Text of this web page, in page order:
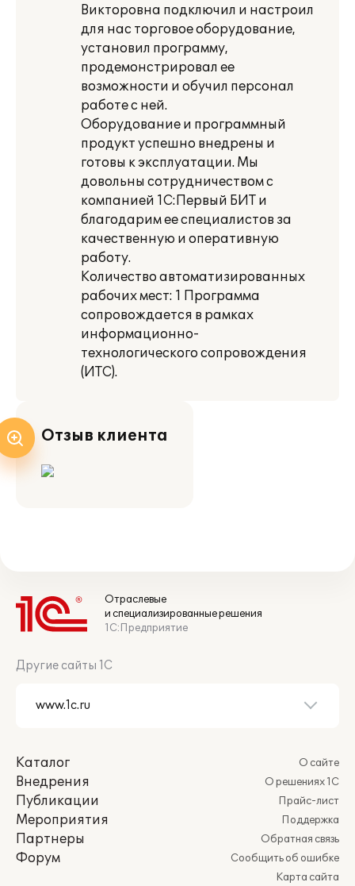
Викторовна подключил и настроил
для нас торговое оборудование,
установил программу,
продемонстрировал ее
возможности и обучил персонал
работе с ней.
Оборудование и программный
продукт успешно внедрены и
готовы к эксплуатации. Мы
довольны сотрудничеством с
компанией 1С:Первый БИТ и
благодарим ее специалистов за
качественную и оперативную
работу.
Количество автоматизированных
рабочих мест: 1 Программа
сопровождается в рамках
информационно-
технологического сопровождения
(ИТС).
Отзыв клиента
Отраслевые
и специализированные решения
1С:Предприятие
Другие сайты 1С
Каталог
Внедрения
Публикации
Мероприятия
Партнеры
Форум
О сайте
О решениях 1С
Прайс-лист
Поддержка
Обратная связь
Сообщить об ошибке
Карта сайта